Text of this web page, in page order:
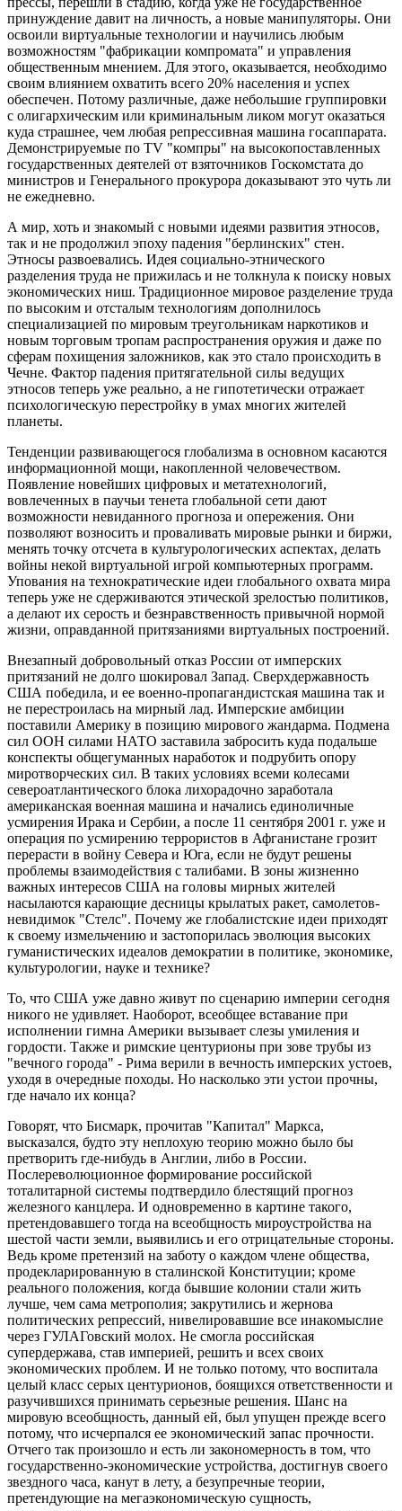
принуждение давит на личность, а новые манипуляторы. Они
освоили виртуальные технологии и научились любым
возможностям "фабрикации компромата" и управления
общественным мнением. Для этого, оказывается, необходимо
своим влиянием охватить всего 20% населения и успех
обеспечен. Потому различные, даже небольшие группировки
с олигархическим или криминальным ликом могут оказаться
куда страшнее, чем любая репрессивная машина госаппарата.
Демонстрируемые по ТV "компры" на высокопоставленных
государственных деятелей от взяточников Госкомстата до
министров и Генерального прокурора доказывают это чуть ли
не ежедневно.
А мир, хоть и знакомый с новыми идеями развития этносов,
так и не продолжил эпоху падения "берлинских" стен.
Этносы развоевались. Идея социально-этнического
разделения труда не прижилась и не толкнула к поиску новых
экономических ниш. Традиционное мировое разделение труда
по высоким и отсталым технологиям дополнилось
специализацией по мировым треугольникам наркотиков и
новым торговым тропам распространения оружия и даже по
сферам похищения заложников, как это стало происходить в
Чечне. Фактор падения притягательной силы ведущих
этносов теперь уже реально, а не гипотетически отражает
психологическую перестройку в умах многих жителей
планеты.
Тенденции развивающегося глобализма в основном касаются
информационной мощи, накопленной человечеством.
Появление новейших цифровых и метатехнологий,
вовлеченных в паучьи тенета глобальной сети дают
возможности невиданного прогноза и опережения. Они
позволяют возносить и проваливать мировые рынки и биржи,
менять точку отсчета в культурологических аспектах, делать
войны некой виртуальной игрой компьютерных программ.
Упования на технократические идеи глобального охвата мира
теперь уже не сдерживаются этической зрелостью политиков,
а делают их серость и безнравственность привычной нормой
жизни, оправданной притязаниями виртуальных построений.
Внезапный добровольный отказ России от имперских
притязаний не долго шокировал Запад. Сверхдержавность
США победила, и ее военно-пропагандистская машина так и
не перестроилась на мирный лад. Имперские амбиции
поставили Америку в позицию мирового жандарма. Подмена
сил ООН силами НАТО заставила забросить куда подальше
конспекты общегуманных наработок и подрубить опору
миротворческих сил. В таких условиях всеми колесами
североатлантического блока лихорадочно заработала
американская военная машина и начались единоличные
усмирения Ирака и Сербии, а после 11 сентября 2001 г. уже и
операция по усмирению террористов в Афганистане грозит
перерасти в войну Севера и Юга, если не будут решены
проблемы взаимодействия с талибами. В зоны жизненно
важных интересов США на головы мирных жителей
насылаются карающие десницы крылатых ракет, самолетов-
невидимок "Стелс". Почему же глобалистские идеи приходят
к своему измельчению и застопорилась эволюция высоких
гуманистических идеалов демократии в политике, экономике,
культурологии, науке и технике?
То, что США уже давно живут по сценарию империи сегодня
никого не удивляет. Наоборот, всеобщее вставание при
исполнении гимна Америки вызывает слезы умиления и
гордости. Также и римские центурионы при зове трубы из
"вечного города" - Рима верили в вечность имперских устоев,
уходя в очередные походы. Но насколько эти устои прочны,
где начало их конца?
Говорят, что Бисмарк, прочитав "Капитал" Маркса,
высказался, будто эту неплохую теорию можно было бы
претворить где-нибудь в Англии, либо в России.
Послереволюционное формирование российской
тоталитарной системы подтвердило блестящий прогноз
железного канцлера. И одновременно в картине такого,
претендовавшего тогда на всеобщность мироустройства на
шестой части земли, выявились и его отрицательные стороны.
Ведь кроме претензий на заботу о каждом члене общества,
продекларированную в сталинской Конституции; кроме
реального положения, когда бывшие колонии стали жить
лучше, чем сама метрополия; закрутились и жернова
политических репрессий, нивелировавшие все инакомыслие
через ГУЛАГовский молох. Не смогла российская
супердержава, став империей, решить и всех своих
экономических проблем. И не только потому, что воспитала
целый класс серых центурионов, боящихся ответственности и
разучившихся принимать серьезные решения. Шанс на
мировую всеобщность, данный ей, был упущен прежде всего
потому, что исчерпался ее экономический запас прочности.
Отчего так произошло и есть ли закономерность в том, что
государственно-экономические устройства, достигнув своего
звездного часа, канут в лету, а безупречные теории,
претендующие на мегаэкономическую сущность,